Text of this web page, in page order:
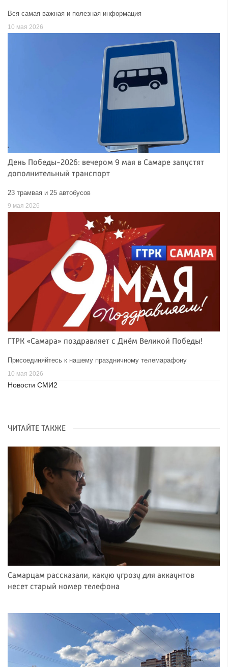
Вся самая важная и полезная информация
10 мая 2026
День Победы-2026: вечером 9 мая в Самаре запустят
дополнительный транспорт
23 трамвая и 25 автобусов
9 мая 2026
ГТРК «Самара» поздравляет с Днём Великой Победы!
Присоединяйтесь к нашему праздничному телемарафону
10 мая 2026
Новости СМИ2
ЧИТАЙТЕ ТАКЖЕ
Самарцам рассказали, какую угрозу для аккаунтов
несет старый номер телефона